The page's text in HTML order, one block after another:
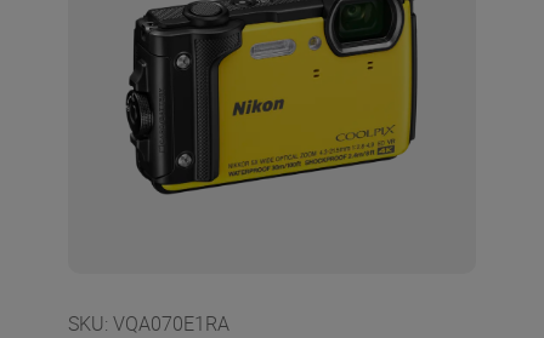
SKU: VQA070E1RA